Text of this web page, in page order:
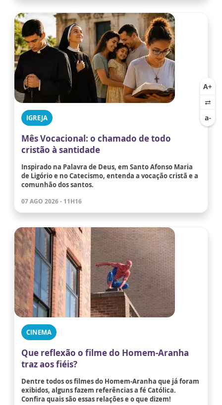
IGREJA
Mês Vocacional: o chamado de todo
cristão à santidade
Inspirado na Palavra de Deus, em Santo Afonso Maria
de Ligório e no Catecismo, entenda a vocação cristã e a
comunhão dos santos.
07 AGO 2026 - 11H16
CINEMA
Que reflexão o filme do Homem-Aranha
traz aos fiéis?
Dentre todos os filmes do Homem-Aranha que já foram
exibidos, alguns fazem referências a fé Católica.
Confira quais são essas relações e o que dizem!